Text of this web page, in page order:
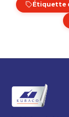
Étiquette